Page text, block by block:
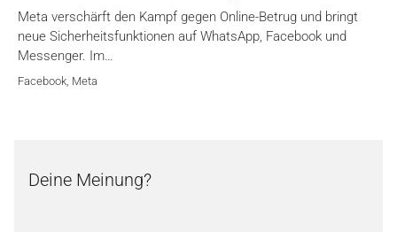
Meta verschärft den Kampf gegen Online-Betrug und bringt
neue Sicherheitsfunktionen auf WhatsApp, Facebook und
Messenger. Im…
Facebook Meta
Deine Meinung?